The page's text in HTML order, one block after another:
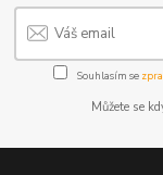
Souhlasím se
Můžete se